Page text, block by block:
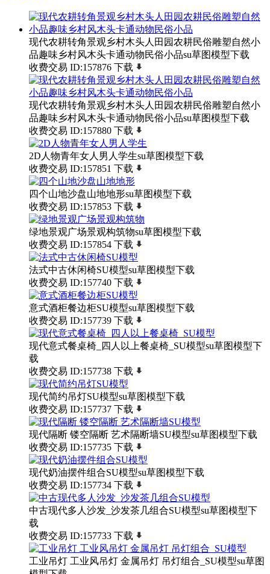
现代农耕转角景观乡村木头人田园农耕民俗雕塑自然小
品趣味乡村风木头卡通动物民俗小品su草图模型下载
收费交易 ID:157876 下载
现代农耕转角景观乡村木头人田园农耕民俗雕塑自然小
品趣味乡村风木头卡通动物民俗小品su草图模型下载
收费交易 ID:157880 下载
2D人物青年女人男人学生su草图模型下载
收费交易 ID:157851 下载
四个山地沙盘山地地形su草图模型下载
收费交易 ID:157853 下载
绿地景观广场景观构筑物su草图模型下载
收费交易 ID:157854 下载
法式中古休闲椅SU模型su草图模型下载
收费交易 ID:157740 下载
意式酒柜餐边柜SU模型su草图模型下载
收费交易 ID:157739 下载
现代意式餐桌椅_四人以上餐桌椅_SU模型su草图模型下
载
收费交易 ID:157738 下载
现代简约吊灯SU模型su草图模型下载
收费交易 ID:157737 下载
现代隔断 镂空隔断 艺术隔断墙SU模型su草图模型下载
收费交易 ID:157735 下载
现代奶油摆件组合SU模型su草图模型下载
收费交易 ID:157734 下载
中古现代多人沙发_沙发茶几组合SU模型su草图模型下
载
收费交易 ID:157733 下载
工业吊灯 工业风吊灯 金属吊灯 吊灯组合_SU模型su草图